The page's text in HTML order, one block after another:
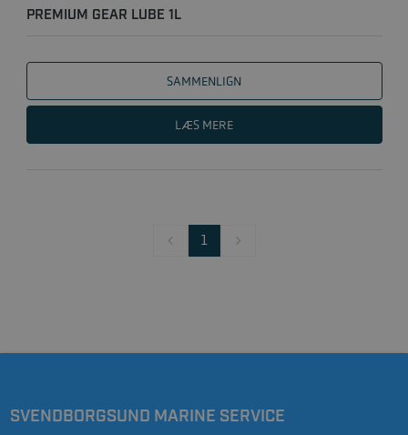
PREMIUM GEAR LUBE 1L
SAMMENLIGN
LÆS MERE
1
SVENDBORGSUND MARINE SERVICE